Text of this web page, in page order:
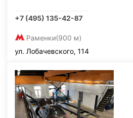
+7 (495) 135-42-87
Раменки(900 м)
ул. Лобачевского, 114